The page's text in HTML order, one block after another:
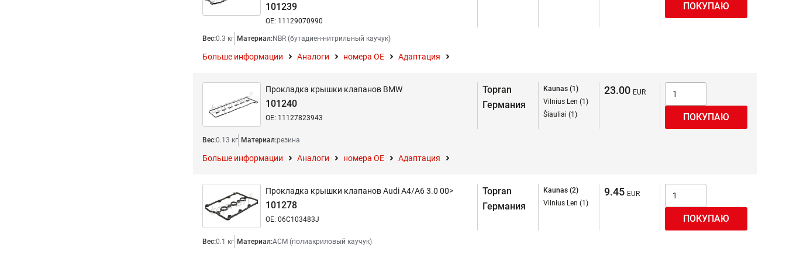
101239
OE: 11129070990
Вес:0.3 кг Материал:NBR (бутадиен-нитрильный каучук)
Больше информации Аналоги номера ОЕ Адаптация
Прокладка крышки клапанов BMW
101240
OE: 11127823943
Topran
Германия
Kaunas (1)
Vilnius Len (1)
Šiauliai (1)
23.00
Вес:0.13 кг Материал:резина
Больше информации Аналоги номера ОЕ Адаптация
Прокладка крышки клапанов Audi A4/A6 3.0 00>
101278
OE: 06C103483J
Topran
Германия
Kaunas (2)
Vilnius Len (1)
9.45
Вес:0.1 кг Материал:АСМ (полиакриловый каучук)